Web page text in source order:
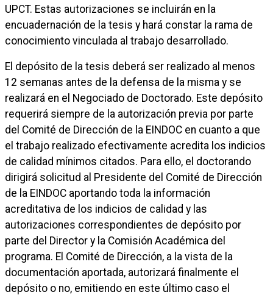
UPCT. Estas autorizaciones se incluirán en la
encuadernación de la tesis y hará constar la rama de
conocimiento vinculada al trabajo desarrollado.
El depósito de la tesis deberá ser realizado al menos
12 semanas antes de la defensa de la misma y se
realizará en el Negociado de Doctorado. Este depósito
requerirá siempre de la autorización previa por parte
del Comité de Dirección de la EINDOC en cuanto a que
el trabajo realizado efectivamente acredita los indicios
de calidad mínimos citados. Para ello, el doctorando
dirigirá solicitud al Presidente del Comité de Dirección
de la EINDOC aportando toda la información
acreditativa de los indicios de calidad y las
autorizaciones correspondientes de depósito por
parte del Director y la Comisión Académica del
programa. El Comité de Dirección, a la vista de la
documentación aportada, autorizará finalmente el
depósito o no, emitiendo en este último caso el